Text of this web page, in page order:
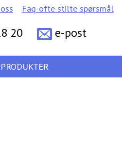
20 e-post
Faq-ofte stilte spørsmål